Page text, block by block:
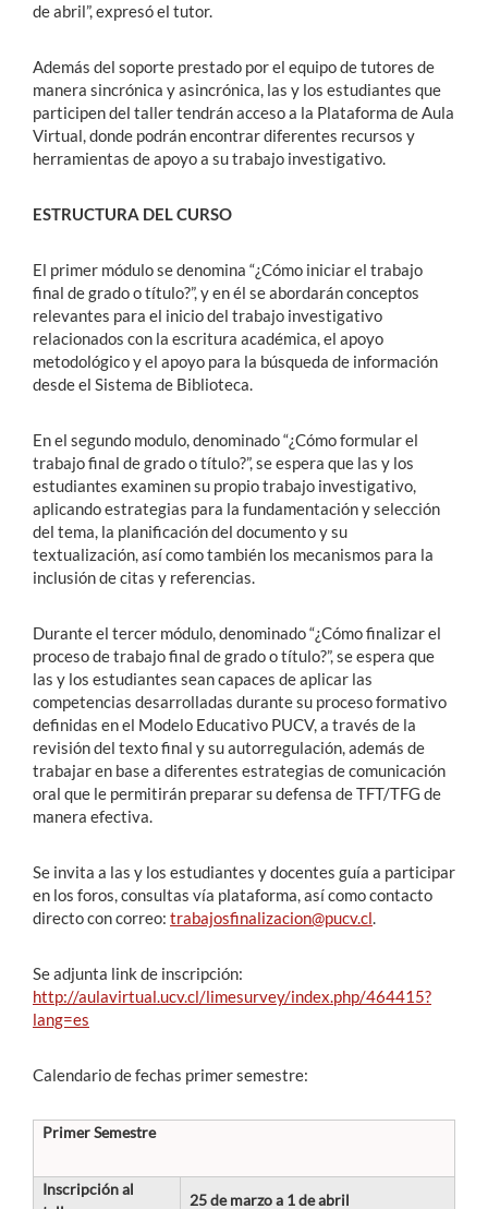
de abril”, expresó el tutor.
Además del soporte prestado por el equipo de tutores de
manera sincrónica y asincrónica, las y los estudiantes que
participen del taller tendrán acceso a la Plataforma de Aula
Virtual, donde podrán encontrar diferentes recursos y
herramientas de apoyo a su trabajo investigativo.
ESTRUCTURA DEL CURSO
El primer módulo se denomina “¿Cómo iniciar el trabajo
final de grado o título?”, y en él se abordarán conceptos
relevantes para el inicio del trabajo investigativo
relacionados con la escritura académica, el apoyo
metodológico y el apoyo para la búsqueda de información
desde el Sistema de Biblioteca.
En el segundo modulo, denominado “¿Cómo formular el
trabajo final de grado o título?”, se espera que las y los
estudiantes examinen su propio trabajo investigativo,
aplicando estrategias para la fundamentación y selección
del tema, la planificación del documento y su
textualización, así como también los mecanismos para la
inclusión de citas y referencias.
Durante el tercer módulo, denominado “¿Cómo finalizar el
proceso de trabajo final de grado o título?”, se espera que
las y los estudiantes sean capaces de aplicar las
competencias desarrolladas durante su proceso formativo
definidas en el Modelo Educativo PUCV, a través de la
revisión del texto final y su autorregulación, además de
trabajar en base a diferentes estrategias de comunicación
oral que le permitirán preparar su defensa de TFT/TFG de
manera efectiva.
Se invita a las y los estudiantes y docentes guía a participar
en los foros, consultas vía plataforma, así como contacto
directo con correo: trabajosfinalizacion@pucv.cl.
Se adjunta link de inscripción:
http://aulavirtual.ucv.cl/limesurvey/index.php/464415?
lang=es
Calendario de fechas primer semestre:
Primer Semestre
Inscripción al
25 de marzo a 1 de abril